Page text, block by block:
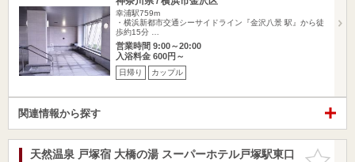
幸浦駅759m
・横浜新都市交通シーサイドライン『金沢八景 駅』から徒
歩約15分 …
営業時間 9:00～20:00
入浴料金 600円～
日帰り カップル
関連情報から探す
お気に入
天然温泉 戸塚宿 大橋の湯 スーパーホテル戸塚駅東口